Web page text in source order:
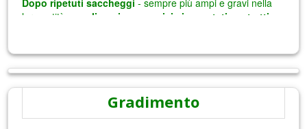
Gradimento